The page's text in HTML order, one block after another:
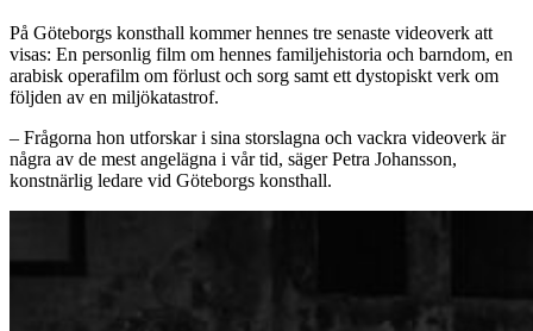
På Göteborgs konsthall kommer hennes tre senaste videoverk att
visas: En personlig film om hennes familjehistoria och barndom, en
arabisk operafilm om förlust och sorg samt ett dystopiskt verk om
följden av en miljökatastrof.
– Frågorna hon utforskar i sina storslagna och vackra videoverk är
några av de mest angelägna i vår tid, säger Petra Johansson,
konstnärlig ledare vid Göteborgs konsthall.